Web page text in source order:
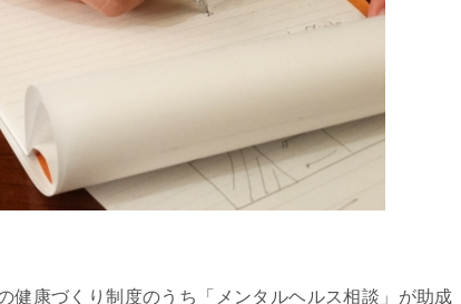
健康づくり制度のうち「メンタルヘルス相談」が助成